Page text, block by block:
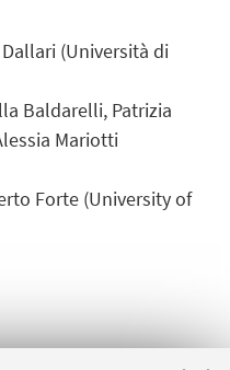
(Università di
Baldarelli, Patrizia
Mariotti
Forte (University of